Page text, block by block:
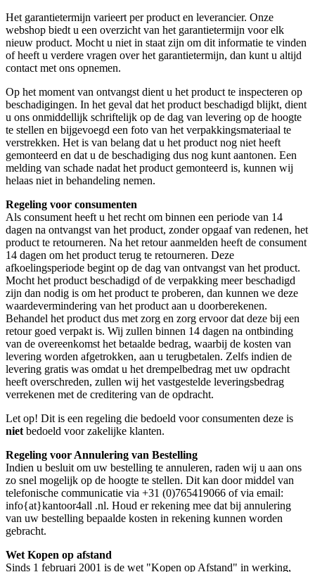
Het garantietermijn varieert per product en leverancier. Onze
webshop biedt u een overzicht van het garantietermijn voor elk
nieuw product. Mocht u niet in staat zijn om dit informatie te vinden
of heeft u verdere vragen over het garantietermijn, dan kunt u altijd
contact met ons opnemen.
Op het moment van ontvangst dient u het product te inspecteren op
beschadigingen. In het geval dat het product beschadigd blijkt, dient
u ons onmiddellijk schriftelijk op de dag van levering op de hoogte
te stellen en bijgevoegd een foto van het verpakkingsmateriaal te
verstrekken. Het is van belang dat u het product nog niet heeft
gemonteerd en dat u de beschadiging dus nog kunt aantonen. Een
melding van schade nadat het product gemonteerd is, kunnen wij
helaas niet in behandeling nemen.
Regeling voor consumenten
Als consument heeft u het recht om binnen een periode van 14
dagen na ontvangst van het product, zonder opgaaf van redenen, het
product te retourneren. Na het retour aanmelden heeft de consument
14 dagen om het product terug te retourneren. Deze
afkoelingsperiode begint op de dag van ontvangst van het product.
Mocht het product beschadigd of de verpakking meer beschadigd
zijn dan nodig is om het product te proberen, dan kunnen we deze
waardevermindering van het product aan u doorberekenen.
Behandel het product dus met zorg en zorg ervoor dat deze bij een
retour goed verpakt is. Wij zullen binnen 14 dagen na ontbinding
van de overeenkomst het betaalde bedrag, waarbij de kosten van
levering worden afgetrokken, aan u terugbetalen. Zelfs indien de
levering gratis was omdat u het drempelbedrag met uw opdracht
heeft overschreden, zullen wij het vastgestelde leveringsbedrag
verrekenen met de creditering van de opdracht.
Let op! Dit is een regeling die bedoeld voor consumenten deze is
niet bedoeld voor zakelijke klanten.
Regeling voor Annulering van Bestelling
Indien u besluit om uw bestelling te annuleren, raden wij u aan ons
zo snel mogelijk op de hoogte te stellen. Dit kan door middel van
telefonische communicatie via +31 (0)765419066 of via email:
info{at}kantoor4all .nl. Houd er rekening mee dat bij annulering
van uw bestelling bepaalde kosten in rekening kunnen worden
gebracht.
Wet Kopen op afstand
Sinds 1 februari 2001 is de wet "Kopen op Afstand" in werking,